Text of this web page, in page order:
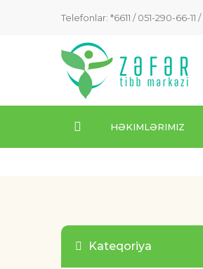
Telefonlar: *6611 /051-290-66-11 /
HƏKIMLƏRIMIZ
Kateqoriya